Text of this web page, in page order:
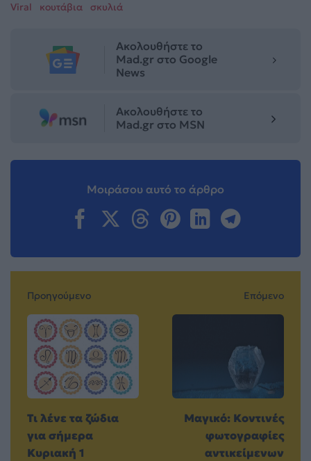
Viral κουτάβια σκυλιά
Ακολουθήστε το
Mad.gr στο Google
News
Ακολουθήστε το
Mad.gr στο MSN
Μοιράσου αυτό το άρθρο
Προηγούμενο
Τι λένε τα ζώδια
για σήμερα
Κυριακή 1
Επόμενο
Μαγικό: Κοντινές
φωτογραφίες
αντικείμενων